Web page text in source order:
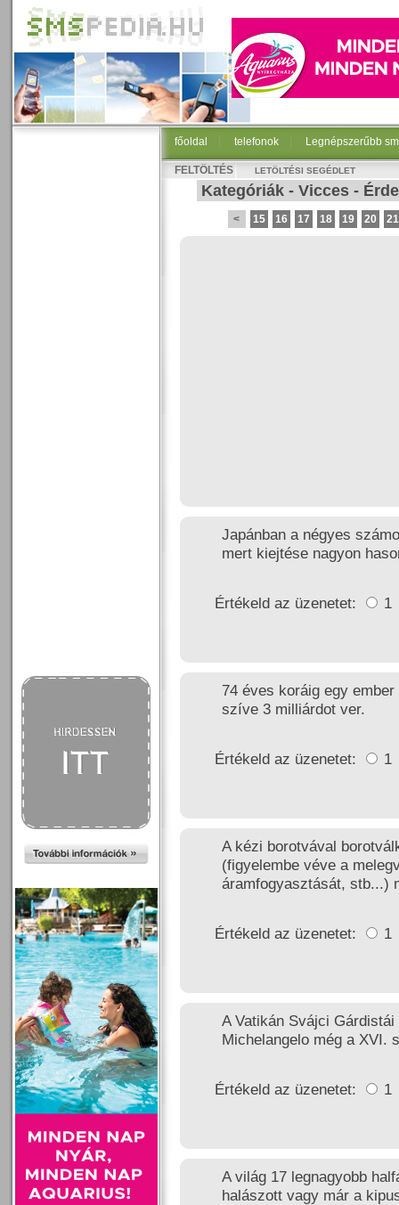
főoldal telefonok Legnépszerűbb
FELTÖLTÉS LETÖLTÉSI SEGÉDLET
Kategóriák - Vicces -
< 15 16 17 18 19 20 21
Japánban a négyes
mert kiejtése nagyon
Értékeld az üzenetet: 1
74 éves koráig egy
szíve 3 milliárdot ver.
Értékeld az üzenetet: 1
A kézi borotvával
(figyelembe véve a
áramfogyasztását, stb...)
Értékeld az üzenetet: 1
A Vatikán Svájci
Michelangelo még a XVI.
Értékeld az üzenetet: 1
A világ 17 legnagyobb
halászott vagy már a